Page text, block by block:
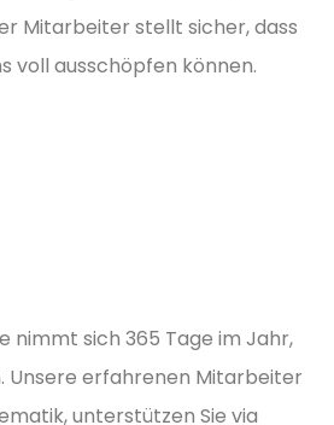
Mitarbeiter stellt sicher, dass
voll ausschöpfen können.
nimmt sich 365 Tage im Jahr,
Unsere erfahrenen Mitarbeiter
unterstützen Sie via